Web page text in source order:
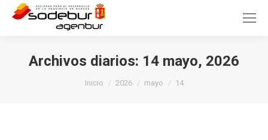
Archivos diarios: 14 mayo, 2026
Inicio 2026 mayo 14